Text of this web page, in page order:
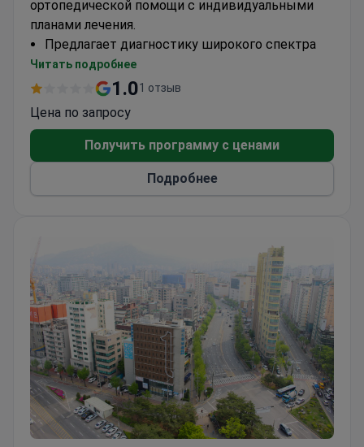
ортопедической помощи с индивидуальными
планами лечения.
Предлагает диагностику широкого спектра
ортопедических заболеваний
Предоставляет как хирургические, так и
Фокусируется на восстановлении
подвижности и улучшении функции суставов
Читать подробнее
1.01 отзыв
Цена по запросу
Получить программу с ценами
Подробнее